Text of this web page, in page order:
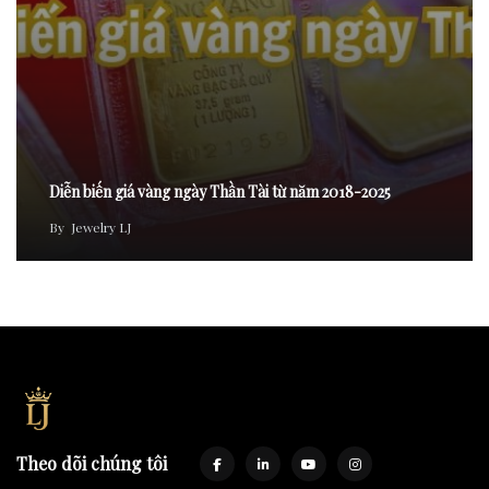
Diễn biến giá vàng ngày Thần Tài từ năm 2018-2025
By Jewelry LJ
Theo dõi chúng tôi